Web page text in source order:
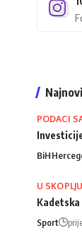
PODACI
BiH
U SKOPLJU
Sport